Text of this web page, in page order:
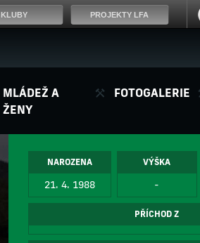
MLÁDEŽ A
ŽENY
FOTOGALERIE
NAROZENA
21. 4. 1988
VÝŠKA
-
PŘÍCHOD Z
KLUBY PROJEKTY LFA